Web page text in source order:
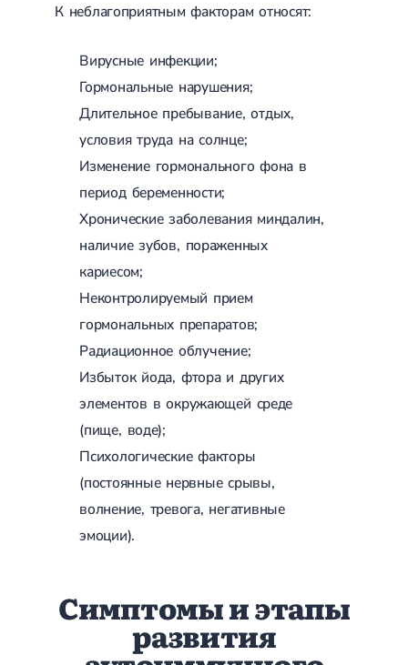
К неблагоприятным факторам относят:
Вирусные инфекции;
Гормональные нарушения;
Длительное пребывание, отдых,
условия труда на солнце;
Изменение гормонального фона в
период беременности;
Хронические заболевания миндалин,
наличие зубов, пораженных
кариесом;
Неконтролируемый прием
гормональных препаратов;
Радиационное облучение;
Избыток йода, фтора и других
элементов в окружающей среде
(пище, воде);
Психологические факторы
(постоянные нервные срывы,
волнение, тревога, негативные
эмоции).
Симптомы и этапы
развития